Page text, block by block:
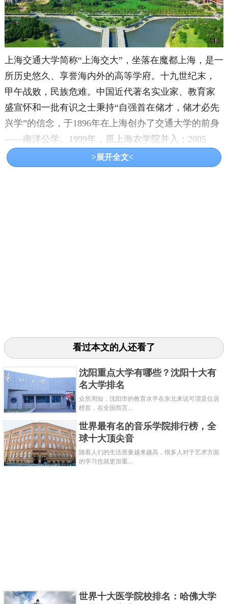
上海交通大学简称“上海交大”，坐落在魔都上海，是一
所历史悠久、享誉海内外的高等学府。十九世纪末，
甲午战败，民族危难。中国近代著名实业家、教育家
盛宣怀和一批有识之士秉持“自强首在储才，储才必先
兴学”的信念，于1896年在上海创办了交通大学的前身
——南洋公学。1999年，原上海农学院并入；2005
年，与原上海第二医科大学合并。到目前为止，学校
有6个校区，有30个学院/直属系。
坐落于古都南京的南京大学，是莘莘学子向往中
的“211工程”、“985工程”、“双一流”A类高校。作为一
所历史悠久、声誉卓著的百年名校，南京大学在教
学、科研、社会服务等各个领域都保持着良好的发展
态势，各项办学指标和综合实力均位居全国前列。
7、中国科学技术大学
>展开全文<
看过本文的人还看了
沈阳重点大学有哪些？沈阳十大有
名大学排名
众所周知，沈阳市的教育水平在东北来说可谓是位居
榜首，在全国而言...
世界最有名的音乐学院排行榜，全
球十大顶尖音
随着人们的生活质量越来越高，很多人对于艺术方面
的学习也就更加重...
世界十大医学院校排名：哈佛大学